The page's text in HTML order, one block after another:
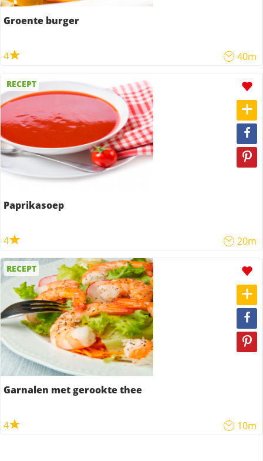
Groente burger
4 40m
RECEPT
Paprikasoep
4 20m
RECEPT
Garnalen met gerookte thee
4 10m